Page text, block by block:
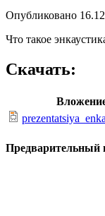
Опубликовано
Что такое
Скачать:
Предварительный